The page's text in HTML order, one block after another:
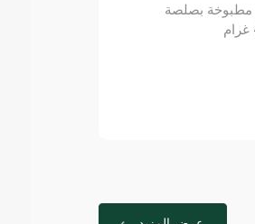
مطبوخة بصلصة